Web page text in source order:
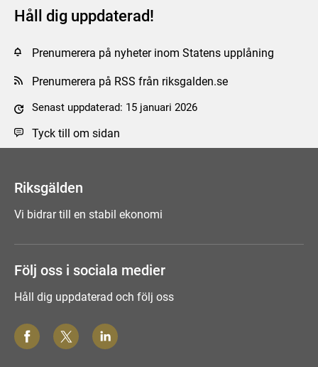
Håll dig uppdaterad!
Prenumerera på nyheter inom Statens upplåning
Prenumerera på RSS från riksgalden.se
Senast uppdaterad: 15 januari 2026
Tyck till om sidan
Riksgälden
Vi bidrar till en stabil ekonomi
Följ oss i sociala medier
Håll dig uppdaterad och följ oss